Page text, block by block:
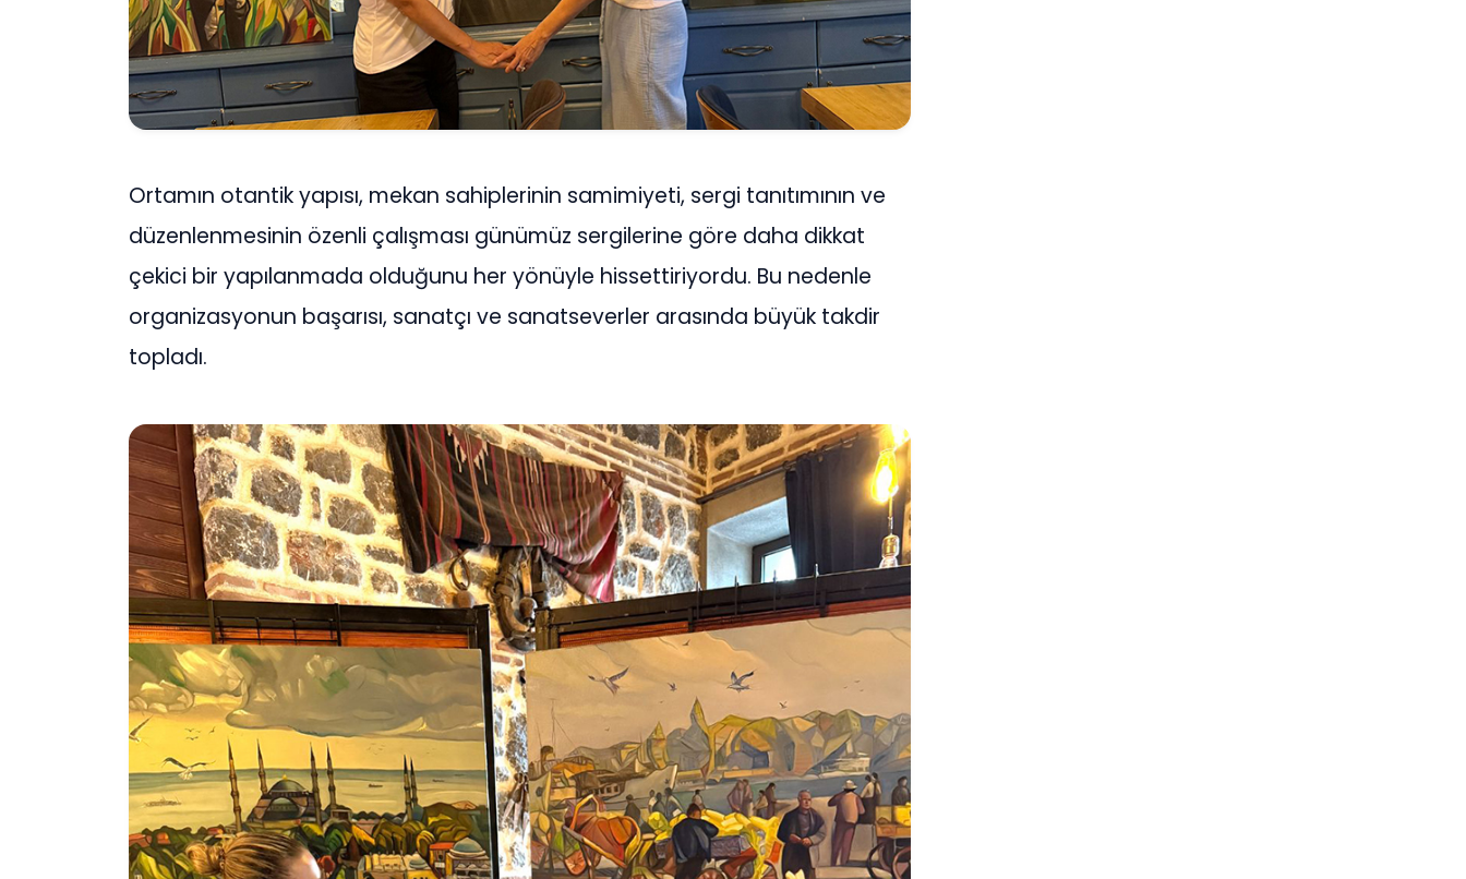
Ortamın otantik yapısı, mekan sahiplerinin samimiyeti, sergi tanıtımının ve
düzenlenmesinin özenli çalışması günümüz sergilerine göre daha dikkat
çekici bir yapılanmada olduğunu her yönüyle hissettiriyordu. Bu nedenle
organizasyonun başarısı, sanatçı ve sanatseverler arasında büyük takdir
topladı.